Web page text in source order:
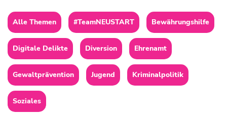
Alle Themen #TeamNEUSTART Bewährungshilfe
Digitale Delikte Diversion Ehrenamt
Gewaltprävention Jugend Kriminalpolitik
Soziales